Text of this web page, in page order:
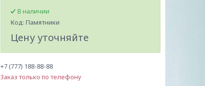
В наличии
Код: Памятники
Цену уточняйте
+7 (777) 188-88-88
Заказ только по телефону